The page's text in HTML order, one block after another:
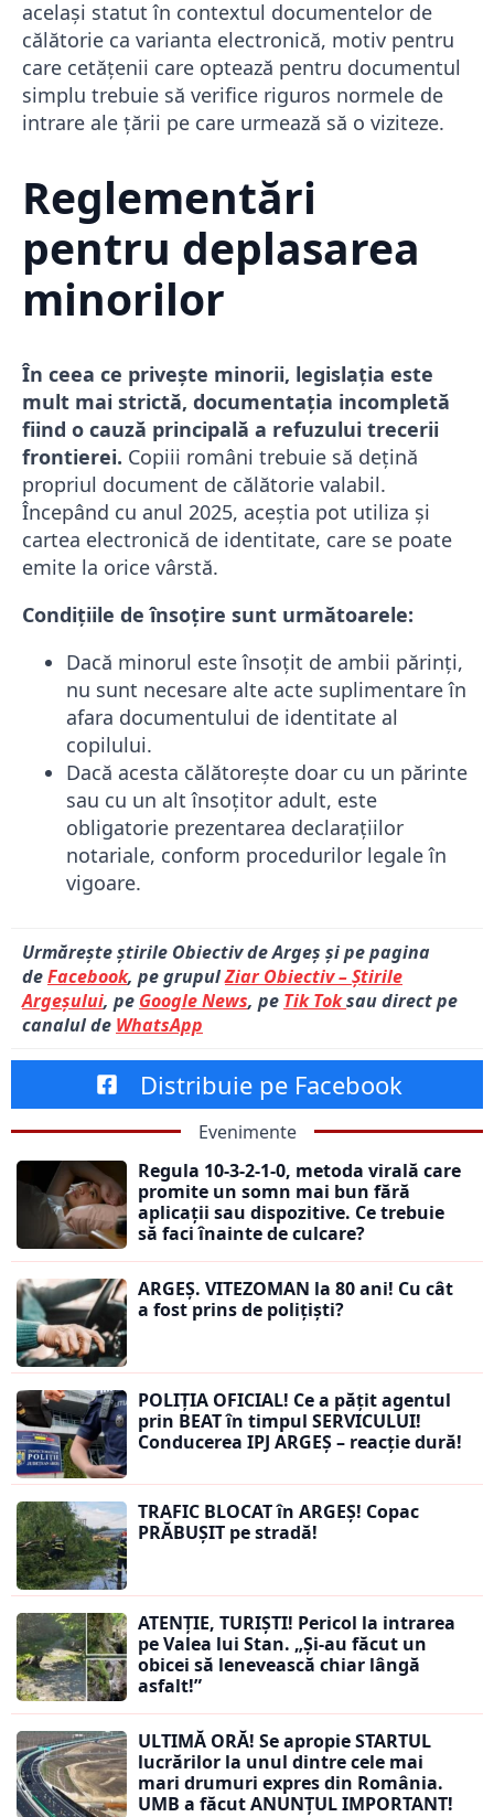
același statut în contextul documentelor de
călătorie ca varianta electronică, motiv pentru
care cetățenii care optează pentru documentul
simplu trebuie să verifice riguros normele de
intrare ale țării pe care urmează să o viziteze.
Reglementări
pentru deplasarea
minorilor
În ceea ce privește minorii, legislația este
mult mai strictă, documentația incompletă
fiind o cauză principală a refuzului trecerii
frontierei. Copiii români trebuie să dețină
propriul document de călătorie valabil.
Începând cu anul 2025, aceștia pot utiliza și
cartea electronică de identitate, care se poate
emite la orice vârstă.
Condițiile de însoțire sunt următoarele:
Dacă minorul este însoțit de ambii părinți,
nu sunt necesare alte acte suplimentare în
afara documentului de identitate al
copilului.
Dacă acesta călătorește doar cu un părinte
sau cu un alt însoțitor adult, este
obligatorie prezentarea declarațiilor
notariale, conform procedurilor legale în
vigoare.
Urmărește știrile Obiectiv de Argeș și pe pagina
deFacebook, pe grupulZiar Obiectiv – Știrile
Argeșului, pe Google News, pe Tik Toksau direct pe
canalul de WhatsApp
Distribuie pe Facebook
Evenimente
Regula 10-3-2-1-0, metoda virală care
promite un somn mai bun fără
aplicații sau dispozitive. Ce trebuie
să faci înainte de culcare?
ARGEȘ. VITEZOMAN la 80 ani! Cu cât
a fost prins de polițiști?
POLIȚIA OFICIAL! Ce a pățit agentul
prin BEAT în timpul SERVICULUI!
Conducerea IPJ ARGEȘ – reacție dură!
TRAFIC BLOCAT în ARGEȘ! Copac
PRĂBUȘIT pe stradă!
ATENȚIE, TURIȘTI! Pericol la intrarea
pe Valea lui Stan. „Și-au făcut un
obicei să lenevească chiar lângă
asfalt!”
ULTIMĂ ORĂ! Se apropie STARTUL
lucrărilor la unul dintre cele mai
mari drumuri expres din România.
UMB a făcut ANUNȚUL IMPORTANT!